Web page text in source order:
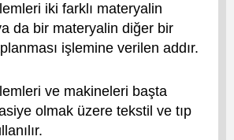
iki farklı materyalin
da bir materyalin diğer bir
işlemine verilen addır.
ve makineleri başta
olmak üzere tekstil ve tıp